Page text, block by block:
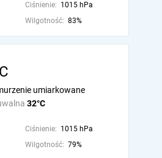
Ciśnienie: 1015 hPa
Wilgotność: 83%
32°C
umiarkowane
Ciśnienie: 1015 hPa
Wilgotność: 79%